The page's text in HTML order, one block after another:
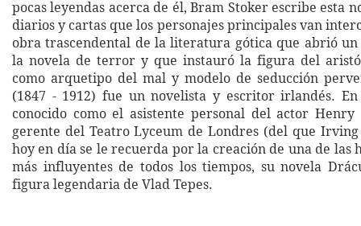
pocas leyendas acerca de él, Bram Stoker escribe esta
diarios y cartas que los personajes principales van
obra trascendental de la literatura gótica que abrió un
la novela de terror y que instauró la figura del
como arquetipo del mal y modelo de seducción
(1847 - 1912) fue un novelista y escritor irlandés.
conocido como el asistente personal del actor
gerente del Teatro Lyceum de Londres (del que
hoy en día se le recuerda por la creación de una de las
más influyentes de todos los tiempos, su novela
figura legendaria de Vlad Tepes.